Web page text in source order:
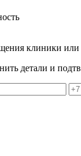
клиники или
детали и